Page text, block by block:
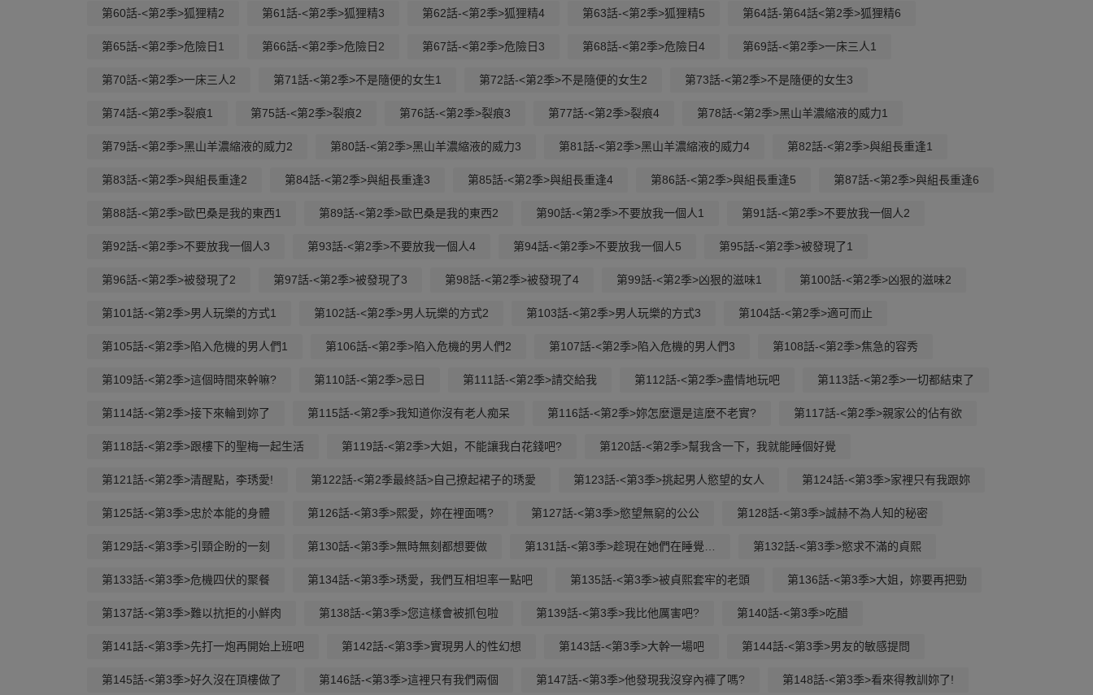
第60話-<第2季>狐狸精2 第61話-<第2季>狐狸精3 第62話-<第2季>狐狸精4 第63話-<第2季>狐狸精5 第64話-第64話<第2季>狐狸精6
第65話-<第2季>危險日1 第66話-<第2季>危險日2 第67話-<第2季>危險日3 第68話-<第2季>危險日4 第69話-<第2季>一床三人1
第70話-<第2季>一床三人2 第71話-<第2季>不是隨便的女生1 第72話-<第2季>不是隨便的女生2 第73話-<第2季>不是隨便的女生3
第74話-<第2季>裂痕1 第75話-<第2季>裂痕2 第76話-<第2季>裂痕3 第77話-<第2季>裂痕4 第78話-<第2季>黑山羊濃縮液的威力1
第79話-<第2季>黑山羊濃縮液的威力2 第80話-<第2季>黑山羊濃縮液的威力3 第81話-<第2季>黑山羊濃縮液的威力4 第82話-<第2季>與組長重逢1
第83話-<第2季>與組長重逢2 第84話-<第2季>與組長重逢3 第85話-<第2季>與組長重逢4 第86話-<第2季>與組長重逢5 第87話-<第2季>與組長重逢6
第88話-<第2季>歐巴桑是我的東西1 第89話-<第2季>歐巴桑是我的東西2 第90話-<第2季>不要放我一個人1 第91話-<第2季>不要放我一個人2
第92話-<第2季>不要放我一個人3 第93話-<第2季>不要放我一個人4 第94話-<第2季>不要放我一個人5 第95話-<第2季>被發現了1
第96話-<第2季>被發現了2 第97話-<第2季>被發現了3 第98話-<第2季>被發現了4 第99話-<第2季>凶狠的滋味1 第100話-<第2季>凶狠的滋味2
第101話-<第2季>男人玩樂的方式1 第102話-<第2季>男人玩樂的方式2 第103話-<第2季>男人玩樂的方式3 第104話-<第2季>適可而止
第105話-<第2季>陷入危機的男人們1 第106話-<第2季>陷入危機的男人們2 第107話-<第2季>陷入危機的男人們3 第108話-<第2季>焦急的容秀
第109話-<第2季>這個時間來幹嘛? 第110話-<第2季>忌日 第111話-<第2季>請交給我 第112話-<第2季>盡情地玩吧 第113話-<第2季>一切都結束了
第114話-<第2季>接下來輪到妳了 第115話-<第2季>我知道你沒有老人痴呆 第116話-<第2季>妳怎麼還是這麼不老實? 第117話-<第2季>親家公的佔有欲
第118話-<第2季>跟樓下的聖梅一起生活 第119話-<第2季>大姐，不能讓我白花錢吧? 第120話-<第2季>幫我含一下，我就能睡個好覺
第121話-<第2季>清醒點，李琇愛! 第122話-<第2季最終話>自己撩起裙子的琇愛 第123話-<第3季>挑起男人慾望的女人 第124話-<第3季>家裡只有我跟妳
第125話-<第3季>忠於本能的身體 第126話-<第3季>熙愛，妳在裡面嗎? 第127話-<第3季>慾望無窮的公公 第128話-<第3季>誠赫不為人知的秘密
第129話-<第3季>引頸企盼的一刻 第130話-<第3季>無時無刻都想要做 第131話-<第3季>趁現在她們在睡覺… 第132話-<第3季>慾求不滿的貞熙
第133話-<第3季>危機四伏的聚餐 第134話-<第3季>琇愛，我們互相坦率一點吧 第135話-<第3季>被貞熙套牢的老頭 第136話-<第3季>大姐，妳要再把勁
第137話-<第3季>難以抗拒的小鮮肉 第138話-<第3季>您這樣會被抓包啦 第139話-<第3季>我比他厲害吧? 第140話-<第3季>吃醋
第141話-<第3季>先打一炮再開始上班吧 第142話-<第3季>實現男人的性幻想 第143話-<第3季>大幹一場吧 第144話-<第3季>男友的敏感提問
第145話-<第3季>好久沒在頂樓做了 第146話-<第3季>這裡只有我們兩個 第147話-<第3季>他發現我沒穿內褲了嗎? 第148話-<第3季>看來得教訓妳了!